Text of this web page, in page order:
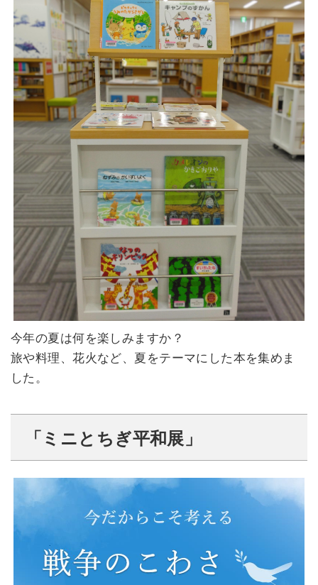
今年の夏は何を楽しみますか？
旅や料理、花火など、夏をテーマにした本を集めま
した。
「ミニとちぎ平和展」